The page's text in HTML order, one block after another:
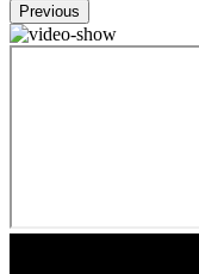
Previous